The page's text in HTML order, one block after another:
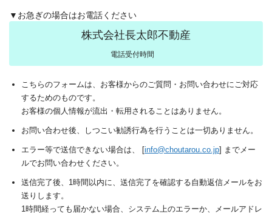
▼お急ぎの場合はお電話ください
株式会社長太郎不動産
電話受付時間
こちらのフォームは、お客様からのご質問・お問い合わせにご対応
するためのものです。
お客様の個人情報が流出・転用されることはありません。
お問い合わせ後、しつこい勧誘行為を行うことは一切ありません。
エラー等で送信できない場合は、 [info@choutarou.co.jp] までメー
ルでお問い合わせください。
送信完了後、1時間以内に、送信完了を確認する自動返信メールをお
送りします。
1時間経っても届かない場合、システム上のエラーか、メールアドレ